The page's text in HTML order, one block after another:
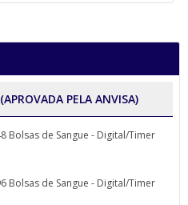
PELA ANVISA)
Bolsas de Sangue - Digital/Timer
Bolsas de Sangue - Digital/Timer